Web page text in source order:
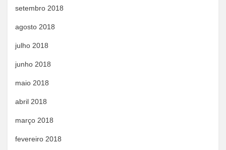
setembro 2018
agosto 2018
julho 2018
junho 2018
maio 2018
abril 2018
março 2018
fevereiro 2018